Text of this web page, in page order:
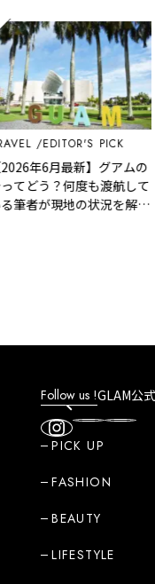
EDITOR'S PICK
6月最新】グアムの
う？何度も渡航して
が現地の状況を解
Follow us !GLAM公
PICK UP
FASHION
BEAUTY
LIFESTYLE